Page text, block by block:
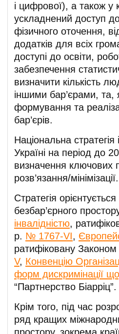
і цифрової), а також
ускладнений доступ
фізичного оточення,
додатків для всіх
доступі до освіти,
забезпечення
визначити кількість
іншими бар’єрами, та,
формування та
бар’єрів.
Національна
Україні на період до
визначення ключових
розв’язання/мінімізації.
Стратегія
безбар’єрного
інвалідністю,
р. № 1767-VI,
ратифіковану
V, Конвенцію
форм дискримінації
“Партнерство Біарріц”.
Крім того, під час
ряд кращих